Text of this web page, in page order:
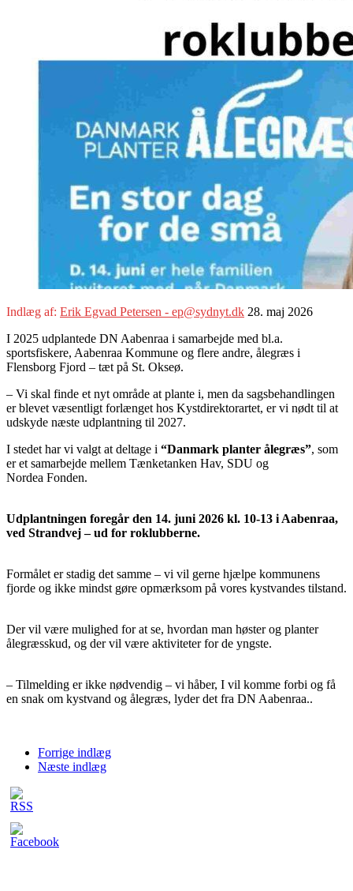
Indlæg af: Erik Egvad Petersen - ep@sydnyt.dk 28. maj 2026
I 2025 udplantede DN Aabenraa i samarbejde med bl.a.
sportsfiskere, Aabenraa Kommune og flere andre, ålegræs i
Flensborg Fjord – tæt på St. Okseø.
– Vi skal finde et nyt område at plante i, men da sagsbehandlingen
er blevet væsentligt forlænget hos Kystdirektorartet, er vi nødt til at
udskyde næste udplantning til 2027.
I stedet har vi valgt at deltage i “Danmark planter ålegræs”, som
er et samarbejde mellem Tænketanken Hav, SDU og
Nordea Fonden.
Udplantningen foregår den 14. juni 2026 kl. 10-13 i Aabenraa,
ved Strandvej – ud for roklubberne.
Formålet er stadig det samme – vi vil gerne hjælpe kommunens
fjorde og ikke mindst gøre opmærksom på vores kystvandes tilstand.
Der vil være mulighed for at se, hvordan man høster og planter
ålegræsskud, og der vil være aktiviteter for de yngste.
– Tilmelding er ikke nødvendig – vi håber, I vil komme forbi og få
en snak om kystvand og ålegræs, lyder det fra DN Aabenraa..
Forrige indlæg
Næste indlæg